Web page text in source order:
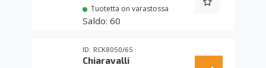
Tuotetta on varastossa
60
RCK8050/65
Chiaravalli